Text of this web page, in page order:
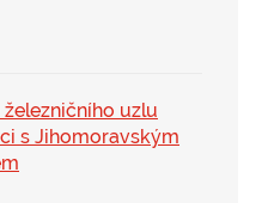
uzlu
s Jihomoravským